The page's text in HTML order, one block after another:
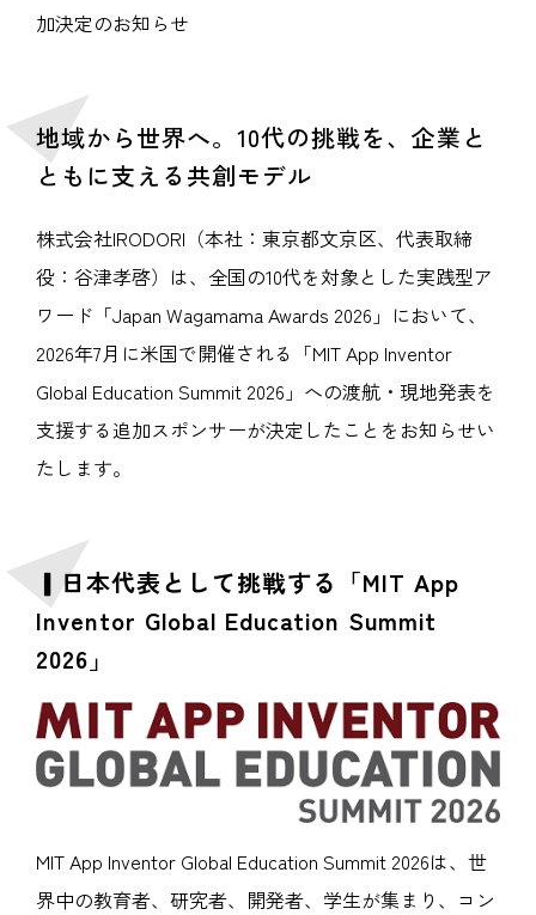
加決定のお知らせ
地域から世界へ。10代の挑戦を、企業と
ともに支える共創モデル
株式会社IRODORI（本社：東京都文京区、代表取締
役：谷津孝啓）は、全国の10代を対象とした実践型ア
ワード「Japan Wagamama Awards 2026」において、
2026年7月に米国で開催される「MIT App Inventor
Global Education Summit 2026」への渡航・現地発表を
支援する追加スポンサーが決定したことをお知らせい
たします。
▎日本代表として挑戦する「MIT App
Inventor Global Education Summit
2026」
MIT App Inventor Global Education Summit 2026は、世
界中の教育者、研究者、開発者、学生が集まり、コン